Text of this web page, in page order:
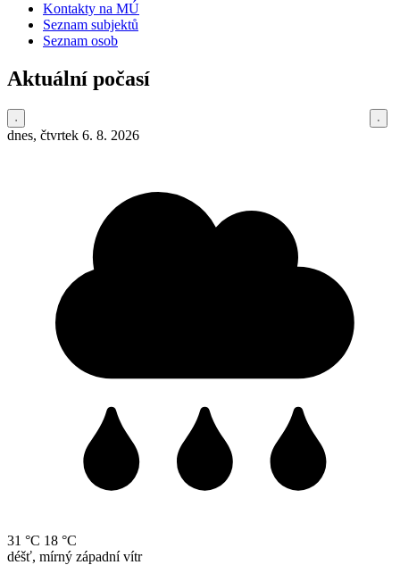
Kontakty na MÚ
Seznam subjektů
Seznam osob
Aktuální počasí
dnes, čtvrtek 6. 8. 2026
31 °C 18 °C
déšť, mírný západní vítr